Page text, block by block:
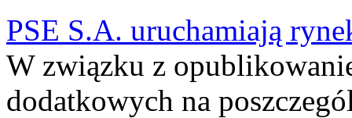
PSE S.A. uruchamiają
W związku z
dodatkowych na